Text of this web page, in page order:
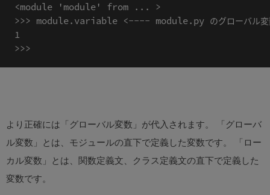
<module 'module' from ... >
>>> module.variable <---- module.py のグローバル変
1
より正確には「グローバル変数」が代入されます。 「グローバ
ル変数」とは、モジュールの直下で定義した変数です。 「ロー
カル変数」とは、関数定義文、クラス定義文の直下で定義した
変数です。